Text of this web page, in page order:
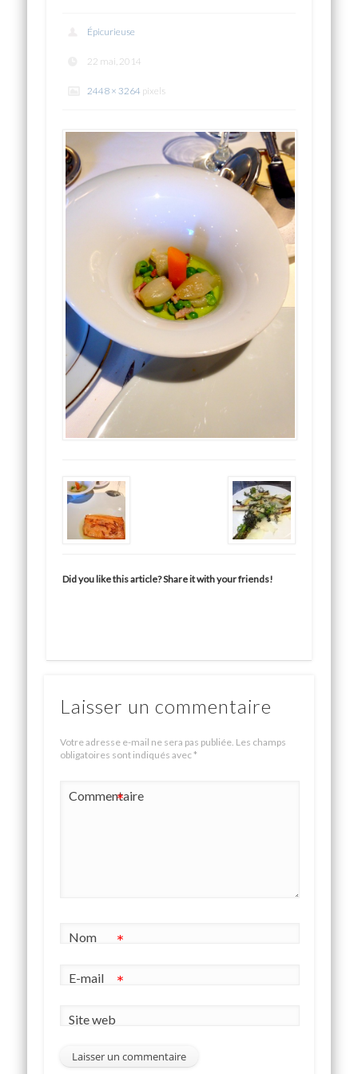
Épicurieuse
22 mai, 2014
2448 × 3264 pixels
Did you like this article? Share it with your friends!
Laisser un commentaire
Votre adresse e-mail ne sera pas publiée. Les champs
obligatoires sont indiqués avec*
Commentaire
*
Nom *
E-mail *
Site web